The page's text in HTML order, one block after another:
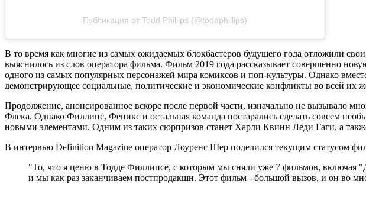
Публикация от Todd Phillips (@toddphillips)
В то время как многие из самых ожидаемых блокбастеров будущего года отложили свои
выяснилось из слов оператора фильма. Фильм 2019 года рассказывает совершенно
одного из самых популярных персонажей мира комиксов и поп-культуры. Однако
демонстрирующее социальные, политические и экономические конфликты во всей их
Продолжение, анонсированное вскоре после первой части, изначально не вызывало
Флека. Однако Филлипс, Феникс и остальная команда постарались сделать совсем
новыми элементами. Одним из таких сюрпризов станет Харли Квинн Леди Гаги, а
В интервью Definition Magazine оператор Лоуренс Шер поделился текущим статусом
"То, что я ценю в Тодде Филлипсе, с которым мы сняли уже 7 фильмов, включая
и мы как раз заканчиваем постпродакшн. Этот фильм - большой вызов, и он во